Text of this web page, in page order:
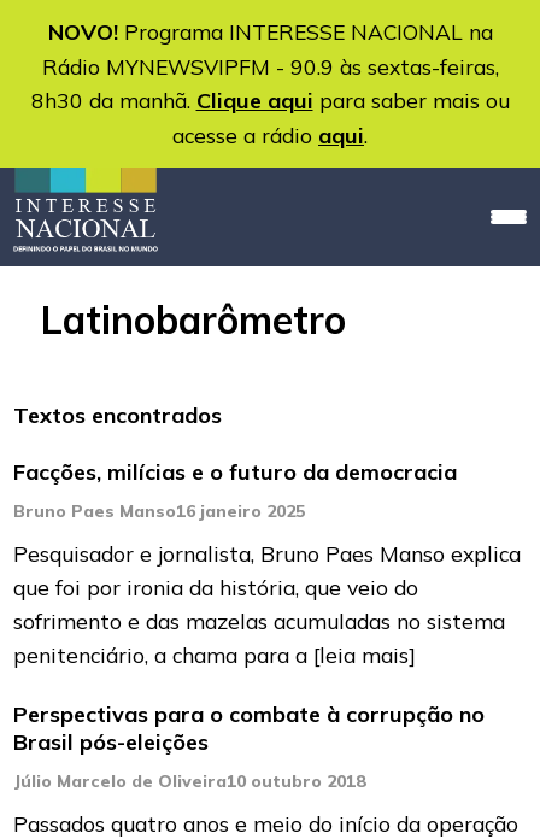
NOVO!Programa INTERESSE NACIONAL na
Rádio MYNEWSVIPFM - 90.9 às sextas-feiras,
8h30 da manhã. Clique aqui para saber mais ou
acesse a rádio aqui.
Latinobarômetro
Textos encontrados
Facções, milícias e o futuro da democracia
Bruno Paes Manso16 janeiro 2025
Pesquisador e jornalista, Bruno Paes Manso explica
que foi por ironia da história, que veio do
sofrimento e das mazelas acumuladas no sistema
penitenciário, a chama para a [leia mais]
Perspectivas para o combate à corrupção no
Brasil pós-eleições
Júlio Marcelo de Oliveira10 outubro 2018
Passados quatro anos e meio do início da operação